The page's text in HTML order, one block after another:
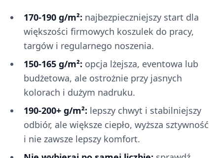
170-190 g/m²: najbezpieczniejszy start dla
większości firmowych koszulek do pracy,
targów i regularnego noszenia.
150-165 g/m²: opcja lżejsza, eventowa lub
budżetowa, ale ostrożnie przy jasnych
kolorach i dużym nadruku.
190-200+ g/m²: lepszy chwyt i stabilniejszy
odbiór, ale większe ciepło, wyższa sztywność
i nie zawsze lepszy komfort.